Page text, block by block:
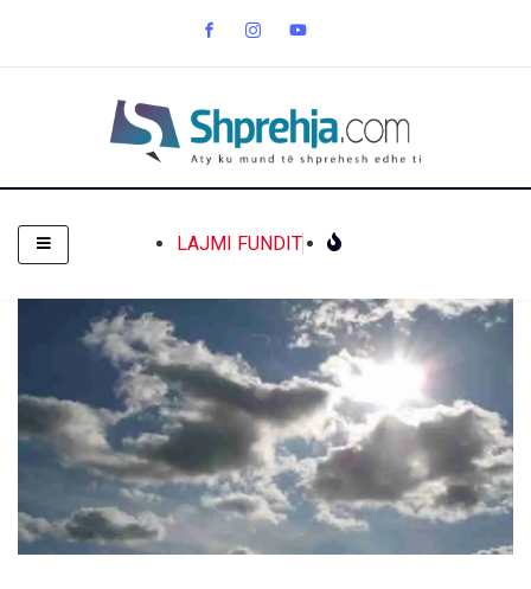
LAJMI FUNDIT